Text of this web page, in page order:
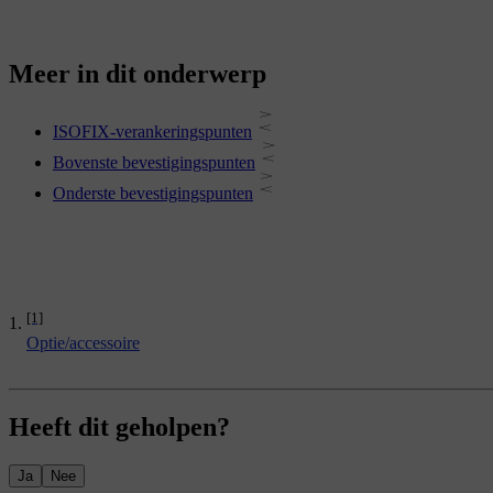
[1]
Optie/accessoire
Meer in dit onderwerp
ISOFIX-verankeringspunten
Bovenste bevestigingspunten
Onderste bevestigingspunten
Heeft dit geholpen?
Ja Nee